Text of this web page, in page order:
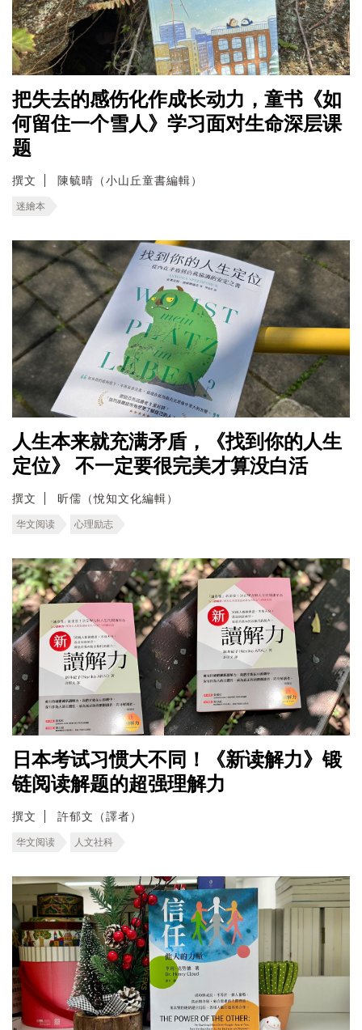
把失去的感伤化作成长动力，童书《如
何留住一个雪人》学习面对生命深层课
题
撰文 陳毓晴（小山丘童書編輯）
迷繪本
人生本来就充满矛盾，《找到你的人生
定位》 不一定要很完美才算没白活
撰文 昕儒（悅知文化編輯）
华文阅读 心理励志
日本考试习惯大不同！《新读解力》锻
链阅读解题的超强理解力
撰文 許郁文（譯者）
华文阅读 人文社科